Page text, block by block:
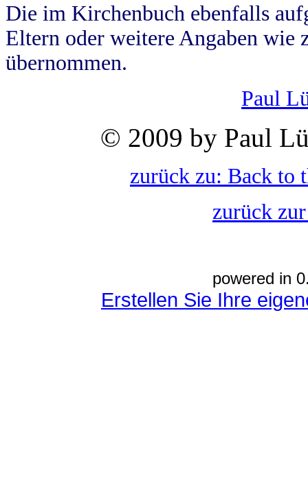
Die im Kirchenbuch ebenfalls
Eltern oder weitere Angaben wie
übernommen.
Paul
© 2009 by Paul
zurück zu: Back to
zurück
powered in
Erstellen Sie Ihre